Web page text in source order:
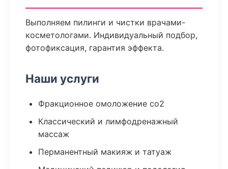
Выполняем пилинги и чистки врачами-
косметологами. Индивидуальный подбор,
фотофиксация, гарантия эффекта.
Наши услуги
Фракционное омоложение co2
Классический и лимфодренажный
массаж
Перманентный макияж и татуаж